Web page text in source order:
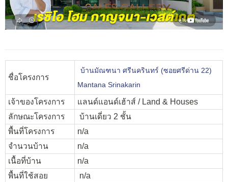
ชื่อโครงการ
บ้านมัณฑนา ศรีนครินทร์ (ซอยศรีด่าน 22)
Mantana Srinakarin
เจ้าของโครงการ
แลนด์แอนด์เฮ้าส์ / Land & Houses
ลักษณะโครงการ
บ้านเดี่ยว 2 ชั้น
พื้นที่โครงการ
n/a
จำนวนบ้าน
n/a
เนื้อที่บ้าน
n/a
พื้นที่ใช้สอย
n/a